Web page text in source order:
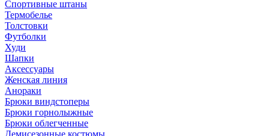
Спортивные штаны
Термобелье
Толстовки
Футболки
Худи
Шапки
Аксессуары
Женская линия
Анораки
Брюки виндстоперы
Брюки горнолыжные
Брюки облегченные
Демисезонные костюмы